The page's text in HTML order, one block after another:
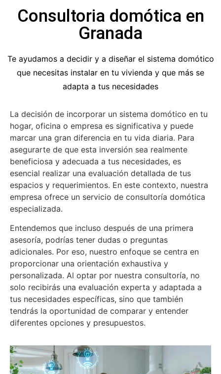
Consultoria domótica en
Granada
Te ayudamos a decidir y a diseñar el sistema domótico
que necesitas instalar en tu vivienda y que más se
adapta a tus necesidades
La decisión de incorporar un sistema domótico en tu
hogar, oficina o empresa es significativa y puede
marcar una gran diferencia en tu vida diaria. Para
asegurarte de que esta inversión sea realmente
beneficiosa y adecuada a tus necesidades, es
esencial realizar una evaluación detallada de tus
espacios y requerimientos. En este contexto, nuestra
empresa ofrece un servicio de consultoría domótica
especializada.
Entendemos que incluso después de una primera
asesoría, podrías tener dudas o preguntas
adicionales. Por eso, nuestro enfoque se centra en
proporcionar una orientación exhaustiva y
personalizada. Al optar por nuestra consultoría, no
solo recibirás una evaluación experta y adaptada a
tus necesidades específicas, sino que también
tendrás la oportunidad de comparar y entender
diferentes opciones y presupuestos.